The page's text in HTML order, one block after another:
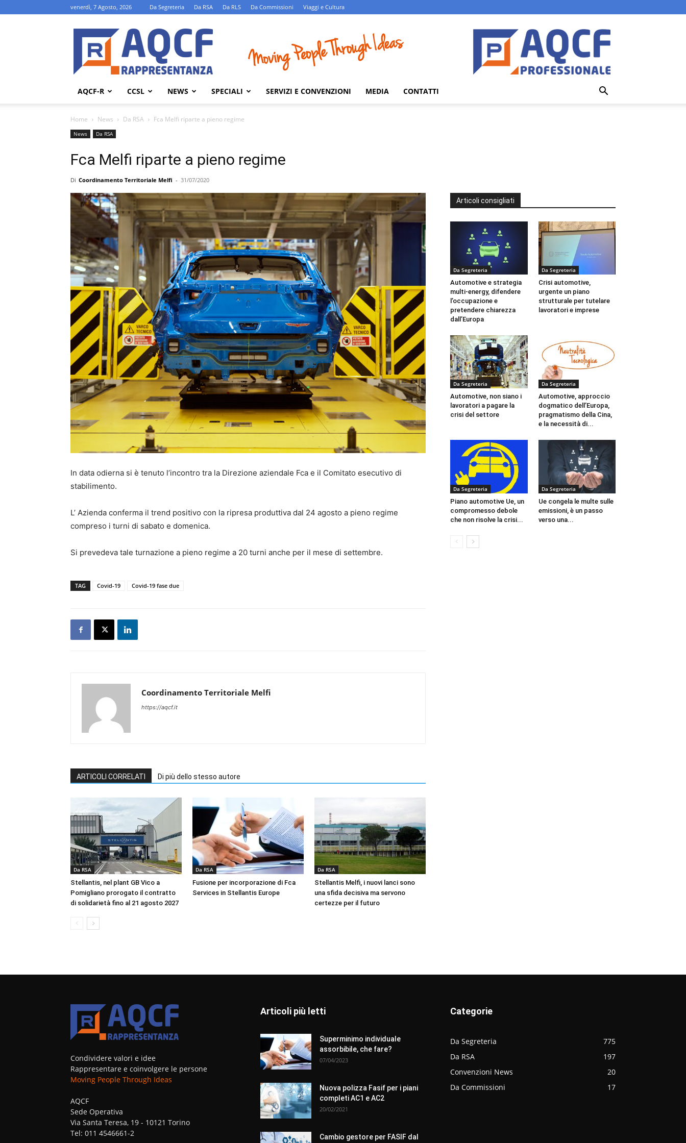
venerdì, 7 Agosto, 2026 Da Segreteria Da RSA Da RLS Da Commissioni Viaggi e Cultura
AQCF-
R
AQCF-R CCSL NEWS SPECIALI SERVIZI E CONVENZIONI MEDIA CONTATTI
Home News Da RSA Fca Melfi riparte a pieno regime
News Da RSA
Fca Melfi riparte a pieno regime
Di Coordinamento Territoriale Melfi - 31/07/2020
In data odierna si è tenuto l’incontro tra la Direzione aziendale Fca e il Comitato esecutivo di
stabilimento.
L’ Azienda conferma il trend positivo con la ripresa produttiva dal 24 agosto a pieno regime
compreso i turni di sabato e domenica.
Si prevedeva tale turnazione a pieno regime a 20 turni anche per il mese di settembre.
TAG Covid-19 Covid-19 fase due
Coordinamento Territoriale Melfi
https://aqcf.it
ARTICOLI CORRELATI Di più dello stesso autore
Da RSA
Stellantis, nel plant GB Vico a
Pomigliano prorogato il contratto
di solidarietà fino al 21 agosto 2027
Da RSA
Fusione per incorporazione di Fca
Services in Stellantis Europe
Da RSA
Stellantis Melfi, i nuovi lanci sono
una sfida decisiva ma servono
certezze per il futuro
Articoli consigliati
Da Segreteria
Automotive e strategia
multi-energy, difendere
l’occupazione e
pretendere chiarezza
dall’Europa
Da Segreteria
Crisi automotive,
urgente un piano
strutturale per tutelare
lavoratori e imprese
Da Segreteria
Automotive, non siano i
lavoratori a pagare la
crisi del settore
Da Segreteria
Automotive, approccio
dogmatico dell’Europa,
pragmatismo della Cina,
e la necessità di...
Da Segreteria
Piano automotive Ue, un
compromesso debole
che non risolve la crisi...
Da Segreteria
Ue congela le multe sulle
emissioni, è un passo
verso una...
Condividere valori e idee
Rappresentare e coinvolgere le persone
Moving People Through Ideas
AQCF
Sede Operativa
Via Santa Teresa, 19 - 10121 Torino
Tel: 011 4546661-2
Articoli più letti
Superminimo individuale
assorbibile, che fare?
07/04/2023
Nuova polizza Fasif per i piani
completi AC1 e AC2
20/02/2021
Cambio gestore per FASIF dal
Categorie
Da Segreteria
775
Da RSA
197
Convenzioni News
20
Da Commissioni
17